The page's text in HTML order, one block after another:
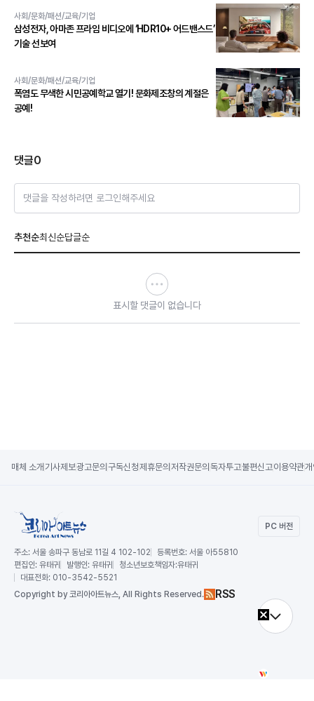
사회/문화/패션/교육/기업
삼성전자, 아마존 프라임 비디오에 ‘HDR10+ 어드밴스드’
기술 선보여
사회/문화/패션/교육/기업
폭염도 무색한 시민공예학교 열기! 문화제조창의 계절은
공예!
댓글0
댓글을 작성하려면 로그인해주세요
추천순최신순답글순
표시할 댓글이 없습니다
매체 소개 기사제보광고문의 구독신청제휴문의 저작권문의 독자투고불편신고이용약관
PC 버전
주소: 서울 송파구 동남로 11길 4 102-102 등록번호: 서울 아55810
편집인: 유태귀 발행인: 유태귀 청소년보호책임자:유태귀
대표전화: 010-3542-5521
Copyright by 코리아아트뉴스, All Rights Reserved. RSS